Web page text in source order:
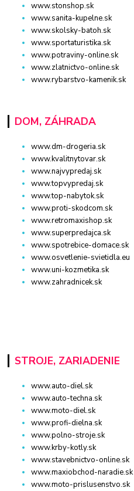
www.stonshop.sk
www.sanita-kupelne.sk
www.skolsky-batoh.sk
www.sportaturistika.sk
www.potraviny-online.sk
www.zlatnictvo-online.sk
www.rybarstvo-kamenik.sk
DOM, ZÁHRADA
www.dm-drogeria.sk
www.kvalitnytovar.sk
www.najvypredaj.sk
www.topvypredaj.sk
www.top-nabytok.sk
www.proti-skodcom.sk
www.retromaxishop.sk
www.superpredajca.sk
www.spotrebice-domace.sk
www.osvetlenie-svietidla.eu
www.uni-kozmetika.sk
www.zahradnicek.sk
STROJE, ZARIADENIE
www.auto-diel.sk
www.auto-techna.sk
www.moto-diel.sk
www.profi-dielna.sk
www.polno-stroje.sk
www.krby-kotly.sk
www.stavebnictvo-online.sk
www.maxiobchod-naradie.sk
www.moto-prislusenstvo.sk